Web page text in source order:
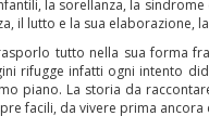
la sorellanza, la
il lutto e la sua elaborazione,
tutto nella sua forma
rifugge infatti ogni intento
piano. La storia da
facili, da vivere prima